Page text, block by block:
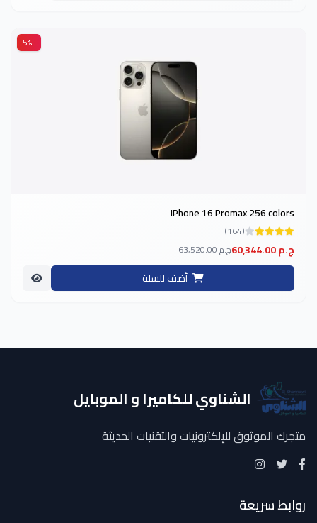
-5%
iPhone 16 Promax 256 colors
(164)
60,344.00 ج.م 63,520.00 ج.م
أضف للسلة
الشناوي للكاميرا و الموبايل
متجرك الموثوق للإلكترونيات والتقنيات الحديثة
روابط سريعة